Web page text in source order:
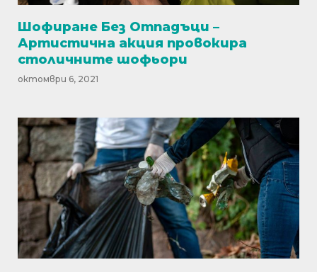
Шофиране Без Отпадъци –
Артистична акция провокира
столичните шофьори
октомври 6, 2021